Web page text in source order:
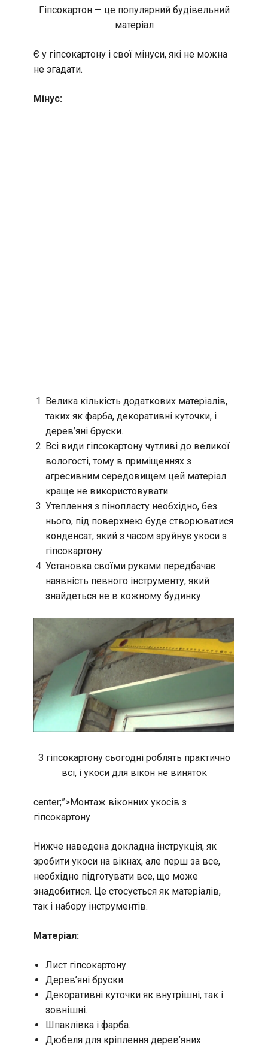
Гіпсокартон — це популярний будівельний
матеріал
Є у гіпсокартону і свої мінуси, які не можна
не згадати.
Мінус:
Велика кількість додаткових матеріалів,
таких як фарба, декоративні куточки, і
дерев’яні бруски.
Всі види гіпсокартону чутливі до великої
вологості, тому в приміщеннях з
агресивним середовищем цей матеріал
краще не використовувати.
Утеплення з пінопласту необхідно, без
нього, під поверхнею буде створюватися
конденсат, який з часом зруйнує укоси з
гіпсокартону.
Установка своїми руками передбачає
наявність певного інструменту, який
знайдеться не в кожному будинку.
З гіпсокартону сьогодні роблять практично
всі, і укоси для вікон не виняток
center;”>Монтаж віконних укосів з
гіпсокартону
Нижче наведена докладна інструкція, як
зробити укоси на вікнах, але перш за все,
необхідно підготувати все, що може
знадобитися. Це стосується як матеріалів,
так і набору інструментів.
Матеріал:
Лист гіпсокартону.
Дерев’яні бруски.
Декоративні куточки як внутрішні, так і
зовнішні.
Шпаклівка і фарба.
Дюбеля для кріплення дерев’яних